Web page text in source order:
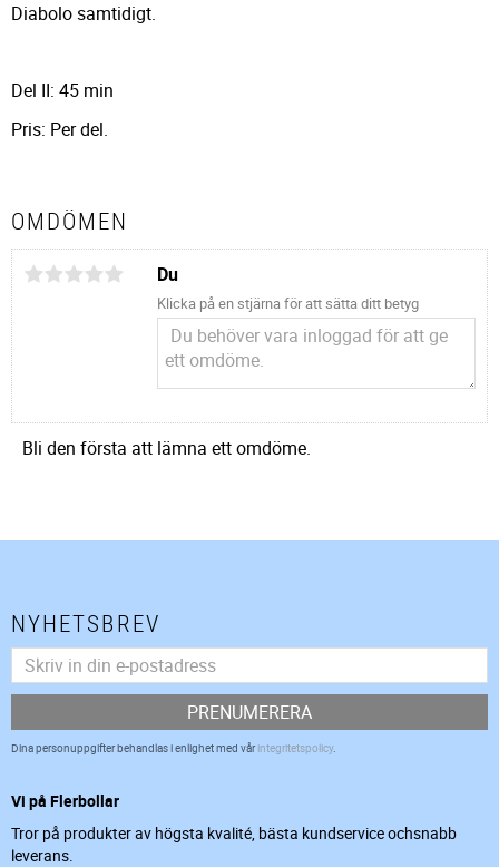
Diabolo samtidigt.
Del II: 45 min
Pris: Per del.
OMDÖMEN
Du
Klicka på en stjärna för att sätta ditt betyg
Bli den första att lämna ett omdöme.
NYHETSBREV
PRENUMERERA
Dina personuppgifter behandlas i enlighet med vårintegritetspolicy.
Vi på Flerbollar
Tror på produkter av högsta kvalité, bästa kundservice ochsnabb
leverans.